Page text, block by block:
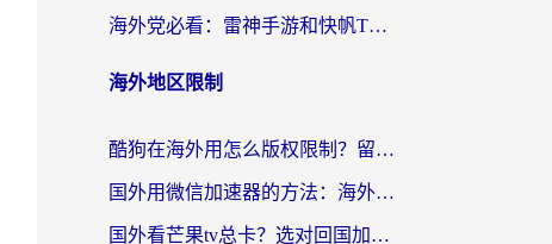
海外党必看：雷神手游和快帆TV版好用吗？3步选对回国加速器不踩坑
海外地区限制
酷狗在海外用怎么版权限制？留学生亲测：3步解决听国内音乐难题
国外用微信加速器的方法：海外党无缝连接国内生活的实用指南
国外看芒果tv总卡？选对回国加速器，轻松追《浪姐》不费劲